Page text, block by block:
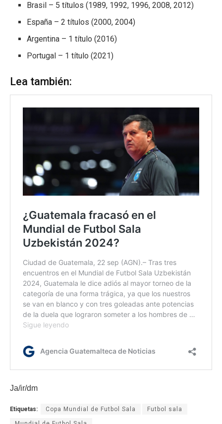
Brasil – 5 títulos (1989, 1992, 1996, 2008, 2012)
España – 2 títulos (2000, 2004)
Argentina – 1 título (2016)
Portugal – 1 título (2021)
Lea también:
Ja/ir/dm
Etiquetas: Copa Mundial de Futbol Sala Futbol sala